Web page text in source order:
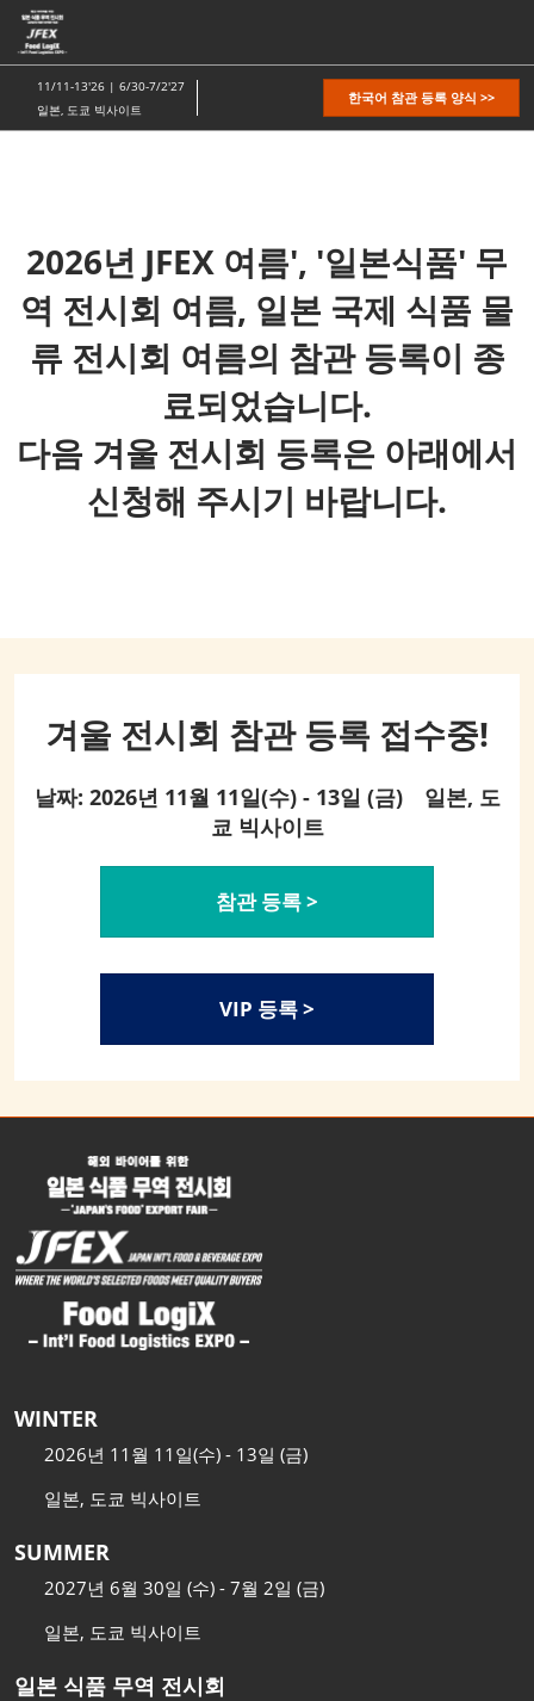
본
문
바
가
11/11-13'26 | 6/30-7/2'27
일본, 도쿄 빅사이트
한국어 참관 등록 양식 >>
2026년 JFEX 여름', '일본식품' 무
역 전시회 여름, 일본 국제 식품 물
류 전시회 여름의 참관 등록이 종
료되었습니다.
다음 겨울 전시회 등록은 아래에서
신청해 주시기 바랍니다.
겨울 전시회 참관 등록 접수중!
날짜: 2026년 11월 11일(수) - 13일 (금) 일본, 도
쿄 빅사이트
참관 등록 >
VIP 등록 >
WINTER
2026년 11월 11일(수) - 13일 (금)
일본, 도쿄 빅사이트
SUMMER
2027년 6월 30일 (수) - 7월 2일 (금)
일본, 도쿄 빅사이트
일본 식품 무역 전시회